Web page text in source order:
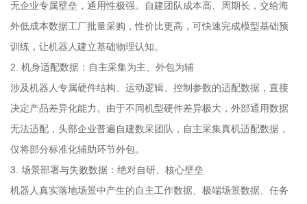
无企业专属壁垒，通用性极强。自建团队成本高、周期长，交给海
外低成本数据工厂批量采购，性价比更高，可快速完成模型基础预
训练，让机器人建立基础物理认知。
2. 机身适配数据：自主采集为主、外包为辅
涉及机器人专属硬件结构、运动逻辑、控制参数的适配数据，直接
决定产品差异化能力。由于不同机型硬件差异极大，外部通用数据
无法适配，头部企业普遍自建数采团队，自主采集真机适配数据，
仅将部分标准化辅助环节外包。
3. 场景部署与失败数据：绝对自研、核心壁垒
机器人真实落地场景中产生的自主工作数据、极端场景数据、任务